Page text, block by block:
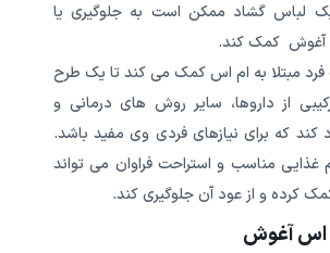
لباس گشاد ممکن است به جلوگیری یا
مبتلا به ام اس کمک می کند تا یک طرح
از داروها، سایر روش های درمانی و
کند که برای نیازهای فردی وی مفید باشد.
غذایی مناسب و استراحت فراوان می تواند
کرده و از عود آن جلوگیری کند.
اس آغوش